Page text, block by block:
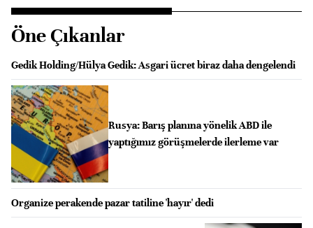
Öne Çıkanlar
Gedik Holding/Hülya Gedik: Asgari ücret biraz daha dengelendi
Rusya: Barış planına yönelik ABD ile
yaptığımız görüşmelerde ilerleme var
Organize perakende pazar tatiline 'hayır' dedi